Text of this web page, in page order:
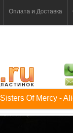
Оплата и Доставка
Sisters Of Mercy -